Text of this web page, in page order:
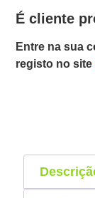
É cliente
Entre na sua
registo no site